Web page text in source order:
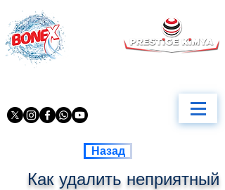
Назад
Как удалить неприятный